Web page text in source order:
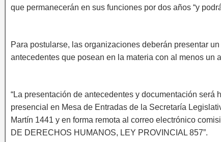
que permanecerán en sus funciones por dos años “y
Para postularse, las organizaciones deberán presentar
antecedentes que posean en la materia con al menos un
“La presentación de antecedentes y documentación
presencial en Mesa de Entradas de la Secretaría
Martín 1441 y en forma remota al correo electrónico
DE DERECHOS HUMANOS, LEY PROVINCIAL 857”.